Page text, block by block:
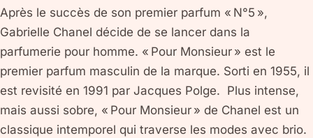
Après le succès de son premier parfum « N°5 »,
Gabrielle Chanel décide de se lancer dans la
parfumerie pour homme. « Pour Monsieur » est le
premier parfum masculin de la marque. Sorti en 1955, il
est revisité en 1991 par Jacques Polge. Plus intense,
mais aussi sobre, « Pour Monsieur » de Chanel est un
classique intemporel qui traverse les modes avec brio.